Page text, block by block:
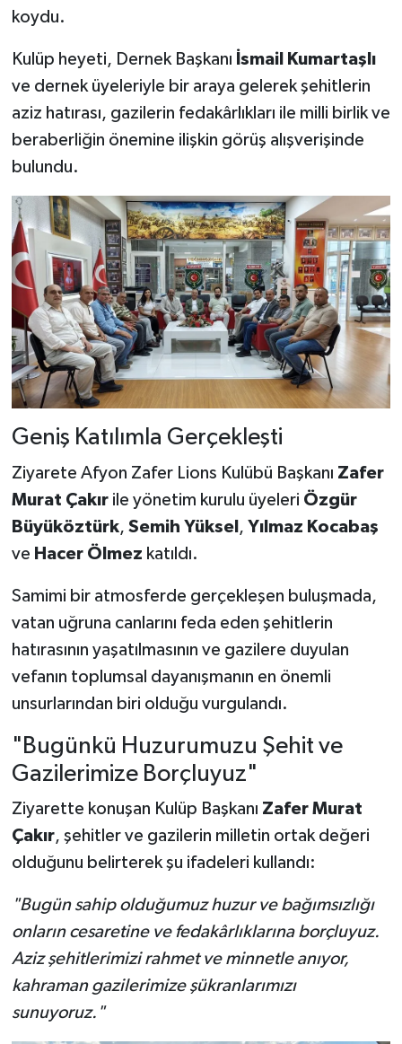
koydu.
Kulüp heyeti, Dernek Başkanı İsmail Kumartaşlı
ve dernek üyeleriyle bir araya gelerek şehitlerin
aziz hatırası, gazilerin fedakârlıkları ile milli birlik ve
beraberliğin önemine ilişkin görüş alışverişinde
bulundu.
Geniş Katılımla Gerçekleşti
Ziyarete Afyon Zafer Lions Kulübü Başkanı Zafer
Murat Çakırile yönetim kurulu üyeleri Özgür
Büyüköztürk, Semih Yüksel , Yılmaz Kocabaş
ve Hacer Ölmez katıldı.
Samimi bir atmosferde gerçekleşen buluşmada,
vatan uğruna canlarını feda eden şehitlerin
hatırasının yaşatılmasının ve gazilere duyulan
vefanın toplumsal dayanışmanın en önemli
unsurlarından biri olduğu vurgulandı.
"Bugünkü Huzurumuzu Şehit ve
Gazilerimize Borçluyuz"
Ziyarette konuşan Kulüp Başkanı Zafer Murat
Çakır, şehitler ve gazilerin milletin ortak değeri
olduğunu belirterek şu ifadeleri kullandı:
"Bugün sahip olduğumuz huzur ve bağımsızlığı
onların cesaretine ve fedakârlıklarına borçluyuz.
Aziz şehitlerimizi rahmet ve minnetle anıyor,
kahraman gazilerimize şükranlarımızı
sunuyoruz."